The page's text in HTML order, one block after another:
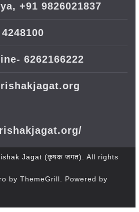
+91 9826021837
6262166222
Jagat (कृषक जगत)
. All rights
by ThemeGrill. Powered by